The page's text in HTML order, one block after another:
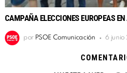
CAMPAÑA ELECCIONES EUROPEAS
por PSOE Comunicación 6 junio